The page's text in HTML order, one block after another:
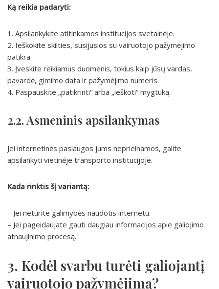
Ką reikia padaryti:
1. Apsilankykite atitinkamos institucijos svetainėje.
2. Ieškokite skilties, susijusios su vairuotojo pažymėjimo
patikra.
3. Įveskite reikiamus duomenis, tokius kaip jūsų vardas,
pavardė, gimimo data ir pažymėjimo numeris.
4. Paspauskite „patikrinti“ arba „ieškoti“ mygtuką.
2.2. Asmeninis apsilankymas
Jei internetinės paslaugos jums neprieinamos, galite
apsilankyti vietinėje transporto institucijoje.
Kada rinktis šį variantą:
– Jei neturite galimybės naudotis internetu.
– Jei pageidaujate gauti daugiau informacijos apie galiojimo
atnaujinimo procesą.
3. Kodėl svarbu turėti galiojantį
vairuotojo pažymėjimą?